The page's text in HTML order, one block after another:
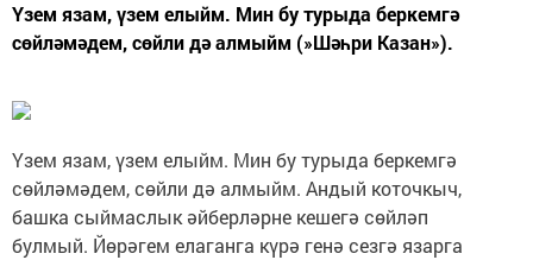
Үзем язам, үзем елыйм. Мин бу турыда беркемгә
сөйләмәдем, сөйли дә алмыйм (»Шәһри Казан»).
Үзем язам, үзем елыйм. Мин бу турыда беркемгә
сөйләмәдем, сөйли дә алмыйм. Андый коточкыч,
башка сыймаслык әйберләрне кешегә сөйләп
булмый. Йөрәгем елаганга күрә генә сезгә язарга